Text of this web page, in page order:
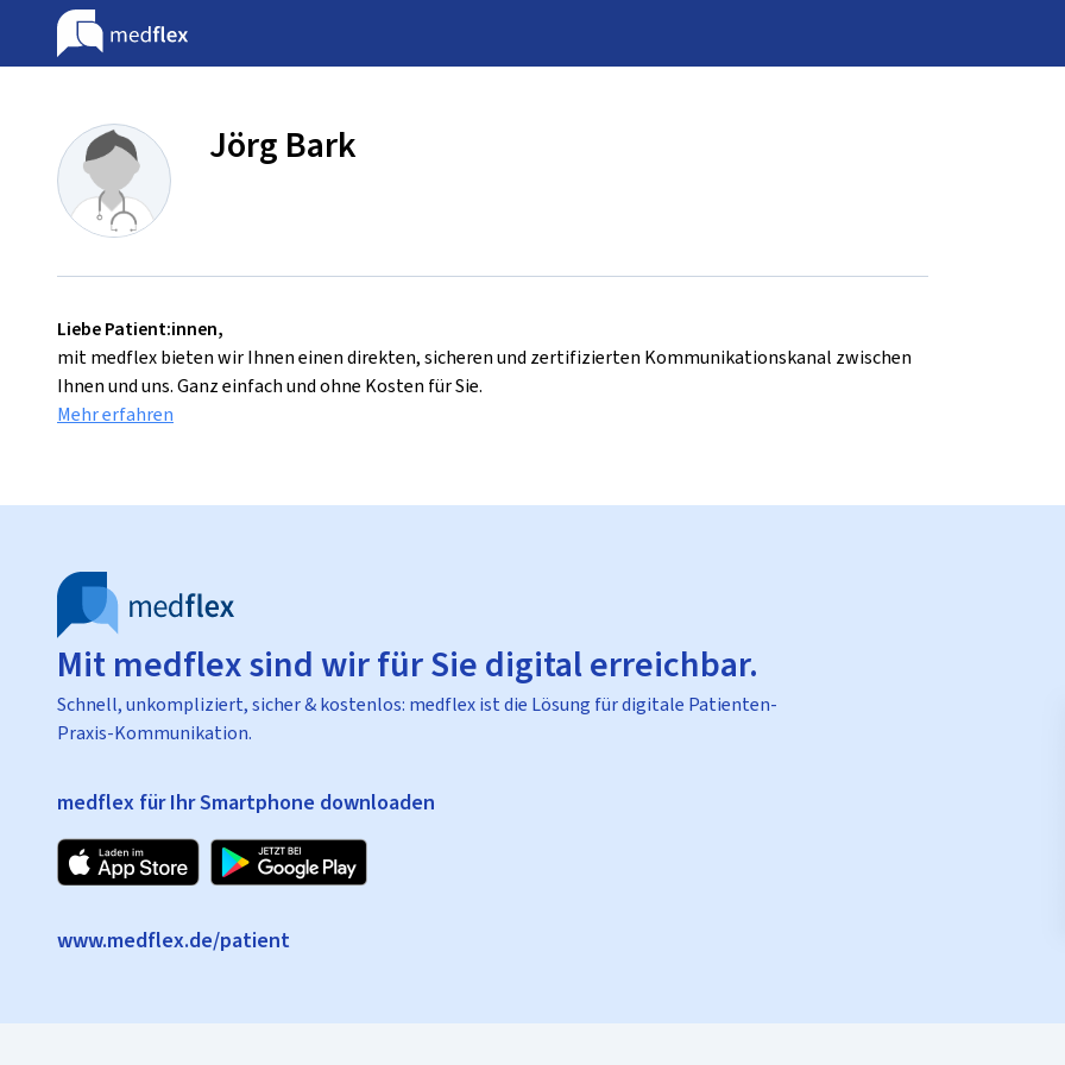
Jörg Bark
Liebe Patient:innen,
mit medflex bieten wir Ihnen einen direkten, sicheren und zertifizierten Kommunikationskanal zwischen
Ihnen und uns. Ganz einfach und ohne Kosten für Sie.
Mehr erfahren
Mit medflex sind wir für Sie digital erreichbar.
Schnell, unkompliziert, sicher & kostenlos: medflex ist die Lösung für digitale Patienten-
Praxis-Kommunikation.
medflex für Ihr Smartphone downloaden
www.medflex.de/patient